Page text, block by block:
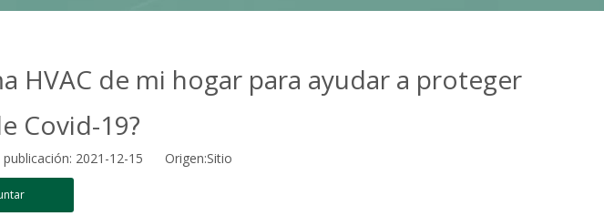
HVAC de mi hogar para ayudar a proteger
Covid-19?
2021-12-15 Origen:Sitio